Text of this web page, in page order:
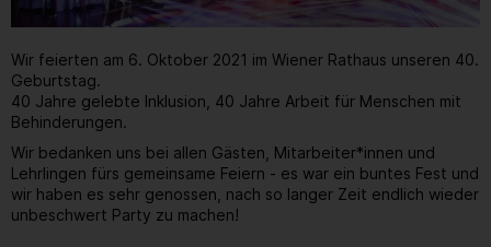
Wir feierten am 6. Oktober 2021 im Wiener Rathaus unseren 40.
Geburtstag.
40 Jahre gelebte Inklusion, 40 Jahre Arbeit für Menschen mit
Behinderungen.
Wir bedanken uns bei allen Gästen, Mitarbeiter*innen und
Lehrlingen fürs gemeinsame Feiern - es war ein buntes Fest und
wir haben es sehr genossen, nach so langer Zeit endlich wieder
unbeschwert Party zu machen!